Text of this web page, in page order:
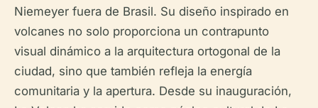
Niemeyer fuera de Brasil. Su diseño inspirado en
volcanes no solo proporciona un contrapunto
visual dinámico a la arquitectura ortogonal de la
ciudad, sino que también refleja la energía
comunitaria y la apertura. Desde su inauguración,